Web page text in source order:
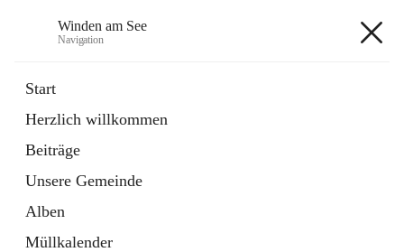
Winden am See
Navigation
Start
Herzlich willkommen
Beiträge
Unsere Gemeinde
Alben
Müllkalender
Externe Webseite
in
Tab
Bebauungsplan
öffnet
in
neuem
Tab